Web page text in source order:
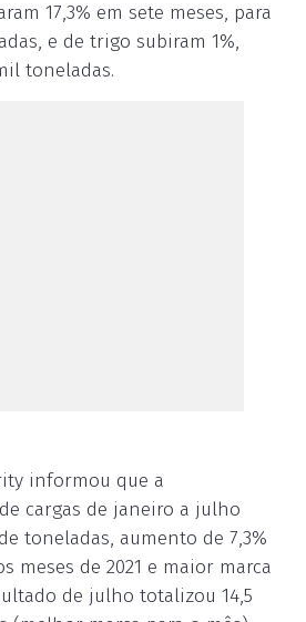
17,3% em sete meses, para
e de trigo subiram 1%,
toneladas.
informou que a
cargas de janeiro a julho
toneladas, aumento de 7,3%
meses de 2021 e maior marca
de julho totalizou 14,5